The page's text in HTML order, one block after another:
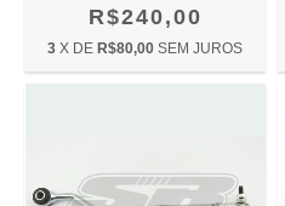
R$240,00
3 X DE R$80,00 SEM JUROS